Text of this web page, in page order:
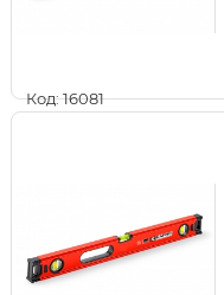
Код: 16081